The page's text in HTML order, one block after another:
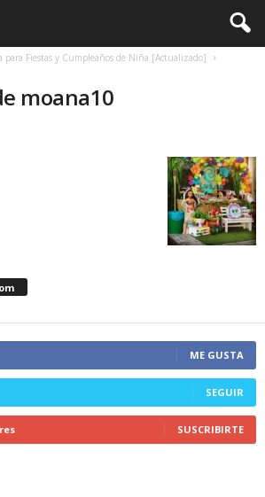
para Fiestas y Cumpleaños de Niña [Actualizado]
moana10
ME GUSTA
SEGUIR
SUSCRIBIRTE